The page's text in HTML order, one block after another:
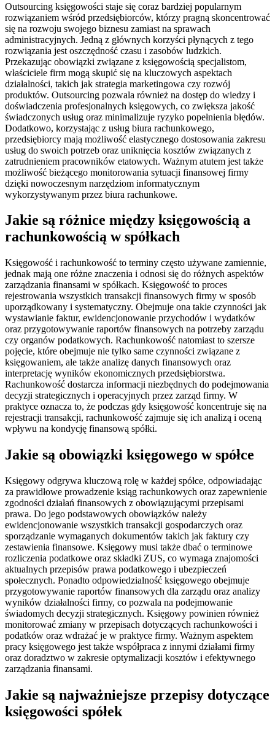
Outsourcing księgowości staje się coraz bardziej popularnym
rozwiązaniem wśród przedsiębiorców, którzy pragną skoncentrować
się na rozwoju swojego biznesu zamiast na sprawach
administracyjnych. Jedną z głównych korzyści płynących z tego
rozwiązania jest oszczędność czasu i zasobów ludzkich.
Przekazując obowiązki związane z księgowością specjalistom,
właściciele firm mogą skupić się na kluczowych aspektach
działalności, takich jak strategia marketingowa czy rozwój
produktów. Outsourcing pozwala również na dostęp do wiedzy i
doświadczenia profesjonalnych księgowych, co zwiększa jakość
świadczonych usług oraz minimalizuje ryzyko popełnienia błędów.
Dodatkowo, korzystając z usług biura rachunkowego,
przedsiębiorcy mają możliwość elastycznego dostosowania zakresu
usług do swoich potrzeb oraz uniknięcia kosztów związanych z
zatrudnieniem pracowników etatowych. Ważnym atutem jest także
możliwość bieżącego monitorowania sytuacji finansowej firmy
dzięki nowoczesnym narzędziom informatycznym
wykorzystywanym przez biura rachunkowe.
Jakie są różnice między księgowością a
rachunkowością w spółkach
Księgowość i rachunkowość to terminy często używane zamiennie,
jednak mają one różne znaczenia i odnosi się do różnych aspektów
zarządzania finansami w spółkach. Księgowość to proces
rejestrowania wszystkich transakcji finansowych firmy w sposób
uporządkowany i systematyczny. Obejmuje ona takie czynności jak
wystawianie faktur, ewidencjonowanie przychodów i wydatków
oraz przygotowywanie raportów finansowych na potrzeby zarządu
czy organów podatkowych. Rachunkowość natomiast to szersze
pojęcie, które obejmuje nie tylko same czynności związane z
księgowaniem, ale także analizę danych finansowych oraz
interpretację wyników ekonomicznych przedsiębiorstwa.
Rachunkowość dostarcza informacji niezbędnych do podejmowania
decyzji strategicznych i operacyjnych przez zarząd firmy. W
praktyce oznacza to, że podczas gdy księgowość koncentruje się na
rejestracji transakcji, rachunkowość zajmuje się ich analizą i oceną
wpływu na kondycję finansową spółki.
Jakie są obowiązki księgowego w spółce
Księgowy odgrywa kluczową rolę w każdej spółce, odpowiadając
za prawidłowe prowadzenie ksiąg rachunkowych oraz zapewnienie
zgodności działań finansowych z obowiązującymi przepisami
prawa. Do jego podstawowych obowiązków należy
ewidencjonowanie wszystkich transakcji gospodarczych oraz
sporządzanie wymaganych dokumentów takich jak faktury czy
zestawienia finansowe. Księgowy musi także dbać o terminowe
rozliczenia podatkowe oraz składki ZUS, co wymaga znajomości
aktualnych przepisów prawa podatkowego i ubezpieczeń
społecznych. Ponadto odpowiedzialność księgowego obejmuje
przygotowywanie raportów finansowych dla zarządu oraz analizy
wyników działalności firmy, co pozwala na podejmowanie
świadomych decyzji strategicznych. Księgowy powinien również
monitorować zmiany w przepisach dotyczących rachunkowości i
podatków oraz wdrażać je w praktyce firmy. Ważnym aspektem
pracy księgowego jest także współpraca z innymi działami firmy
oraz doradztwo w zakresie optymalizacji kosztów i efektywnego
zarządzania finansami.
Jakie są najważniejsze przepisy dotyczące
księgowości spółek